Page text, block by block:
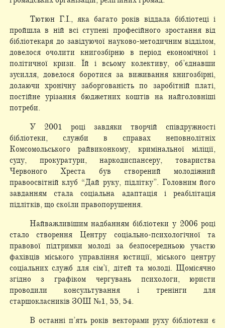
Тютюн Г.І., яка багато років віддала бібліотеці і
пройшла в ній всі ступені професійного зростання від
бібліотекаря до завідуючої науково-методичним відділом,
довелося очолити книгозбірню в період економічної і
політичної кризи. Їй і всьому колективу, об’єднавши
зусилля, довелося боротися за виживання книгозбірні,
долаючи хронічну заборгованість по заробітній платі,
постійне урізання бюджетних коштів на найголовніші
потреби.
У 2001 році завдяки творчій співдружності
бібліотеки, служби в справах неповнолітніх
Комсомольського райвиконкому, кримінальної міліції,
суду, прокуратури, наркодиспансеру, товариства
Червоного Хреста був створений молодіжний
правоосвітній клуб “Дай руку, підлітку”. Головним його
завданням стала соціальна адаптація і реабілітація
підлітків, що скоїли правопорушення.
Найважливішим надбанням бібліотеки у 2006 році
стало створення Центру соціально-психологічної та
правової підтримки молоді за безпосередньою участю
фахівців міського управління юстиції, міського центру
соціальних служб для сім’ї, дітей та молоді. Щомісячно
згідно з графіком чергувань психологи, юристи
проводили консультування і тренінги для
старшокласників ЗОШ №1, 55, 54.
В останні п’ять років векторами руху бібліотеки є